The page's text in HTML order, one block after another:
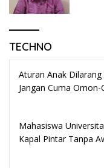
TECHNO
Aturan Anak
Jangan Cuma Omon-
Mahasiswa
Kapal Pintar Tanpa